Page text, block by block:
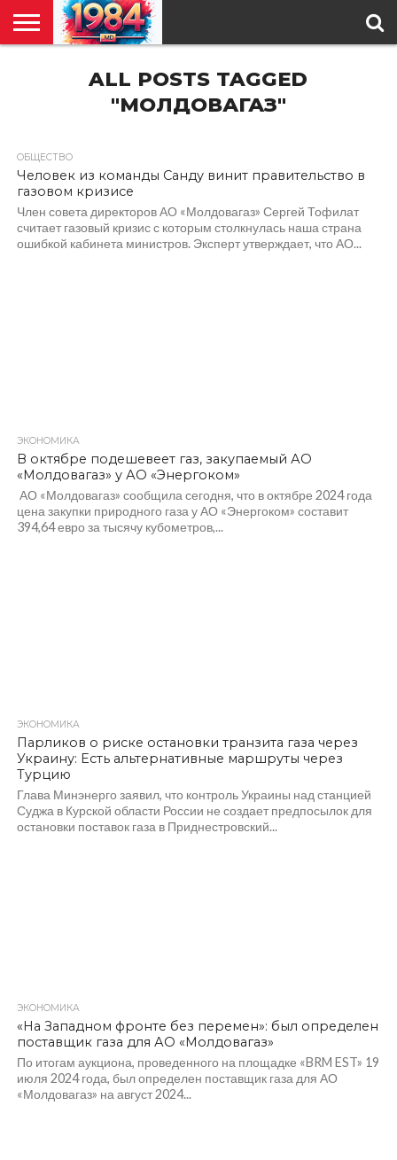
ПОЛИТИКА
ОБЩЕСТВО
РЕГИОНЫ
КУЛЬТУРА
АНАЛИТИКА
СПЕЦПРОЕКТALL POSTS TAGGED
"МОЛДОВАГАЗ"
ОБЩЕСТВО
Человек из команды Санду винит правительство в
газовом кризисе
Член совета директоров АО «Молдовагаз» Сергей Тофилат
считает газовый кризис с которым столкнулась наша страна
ошибкой кабинета министров. Эксперт утверждает, что АО...
ЭКОНОМИКА
В октябре подешевеет газ, закупаемый АО
«Молдовагаз» у АО «Энергоком»
АО «Молдовагаз» сообщила сегодня, что в октябре 2024 года
цена закупки природного газа у АО «Энергоком» составит
394,64 евро за тысячу кубометров,...
ЭКОНОМИКА
Парликов о риске остановки транзита газа через
Украину: Есть альтернативные маршруты через
Турцию
Глава Минэнерго заявил, что контроль Украины над станцией
Суджа в Курской области России не создает предпосылок для
остановки поставок газа в Приднестровский...
ЭКОНОМИКА
«На Западном фронте без перемен»: был определен
поставщик газа для АО «Молдовагаз»
По итогам аукциона, проведенного на площадке «BRM EST» 19
июля 2024 года, был определен поставщик газа для АО
«Молдовагаз» на август 2024...